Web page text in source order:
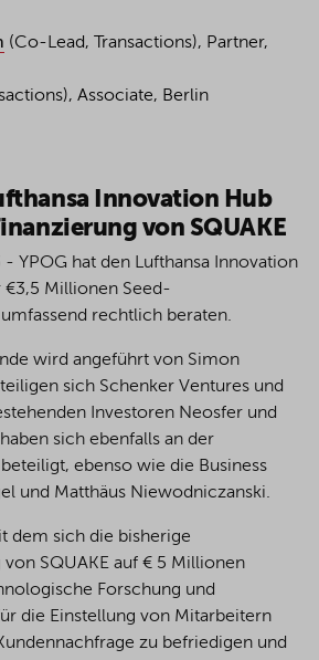
(Co-Lead, Transactions), Partner,
Associate, Berlin
Innovation Hub
von SQUAKE
- YPOG hat den Lufthansa Innovation
€3,5 Millionen Seed-
rechtlich beraten.
wird angeführt von Simon
sich Schenker Ventures und
Investoren Neosfer und
sich ebenfalls an der
ebenso wie die Business
und Matthäus Niewodniczanski.
dem sich die bisherige
SQUAKE auf € 5 Millionen
Forschung und
die Einstellung von Mitarbeitern
zu befriedigen und